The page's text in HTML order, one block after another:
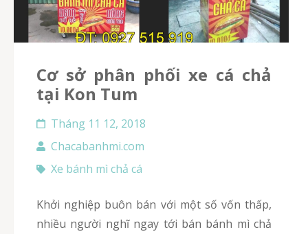
Cơ sở phân phối xe cá chả
tại Kon Tum
Tháng 11 12, 2018
Chacabanhmi.com
Xe bánh mì chả cá
Khởi nghiệp buôn bán với một số vốn thấp,
nhiều người nghĩ ngay tới bán bánh mì chả